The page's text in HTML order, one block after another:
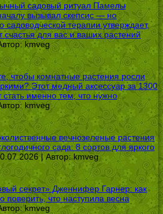
садовый ритуал Памелы
вызывал скепсис — но
садоводческой терапии утверждает,
счастья для вас и ваших растений
kmveg
чтобы комнатные растения росли
Этот медный аксессуар за 1300
стать именно тем, что нужно
kmveg
вечнозеленые растения
сада: 8 сортов для яркого
| Автор:kmveg
секрет» Дженнифер Гарнер: как
поверить, что наступила весна
kmveg